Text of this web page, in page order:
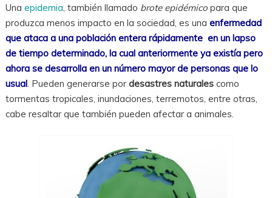
Una epidemia, también llamado brote epidémicopara que
produzca menos impacto en la sociedad, es una enfermedad
que ataca a una población entera rápidamente en un lapso
de tiempo determinado, la cual anteriormente ya existía pero
ahora se desarrolla en un número mayor de personas que lo
usual. Pueden generarse por desastres naturalescomo
tormentas tropicales, inundaciones, terremotos, entre otras,
cabe resaltar que también pueden afectar a animales.